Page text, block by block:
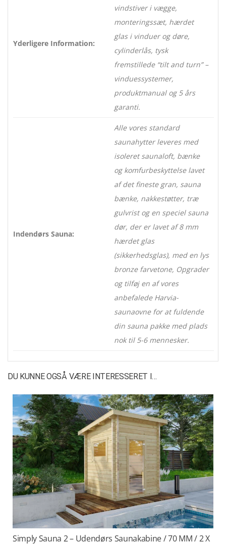
Yderligere Information:
vindstiver i vægge,
monteringssæt, hærdet
glas i vinduer og døre,
cylinderlås, tysk
fremstillede “tilt and turn” –
vinduessystemer,
produktmanual og 5 års
garanti.
Indendørs Sauna:
Alle vores standard
saunahytter leveres med
isoleret saunaloft, bænke
og komfurbeskyttelse lavet
af det fineste gran, sauna
bænke, nakkestøtter, træ
gulvrist og en speciel sauna
dør, der er lavet af 8 mm
hærdet glas
(sikkerhedsglas), med en lys
bronze farvetone, Opgrader
og tilføj en af vores
anbefalede Harvia-
saunaovne for at fuldende
din sauna pakke med plads
nok til 5-6 mennesker.
DU KUNNE OGSÅ VÆRE INTERESSERET I…
Simply Sauna 2 – Udendørs Saunakabine / 70 MM / 2 X